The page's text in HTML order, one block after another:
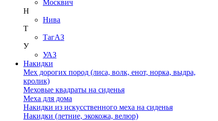
Москвич
Н
Нива
Т
ТагАЗ
У
УАЗ
Накидки
Мех дорогих пород (лиса, волк, енот, норка, выдра,
кролик)
Меховые квадраты на сиденья
Меха для дома
Накидки из искусственного меха на сиденья
Накидки (летние, экокожа, велюр)